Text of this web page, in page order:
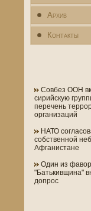
Архив
Контакты
Совбез ООН
сирийскую
перечень
организаций
НАТО
собственной
Афганистане
Один из
"Батькивщина"
допрос